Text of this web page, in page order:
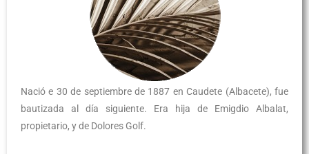
Nació e 30 de septiembre de 1887 en Caudete (Albacete), fue
bautizada al día siguiente. Era hija de Emigdio Albalat,
propietario, y de Dolores Golf.